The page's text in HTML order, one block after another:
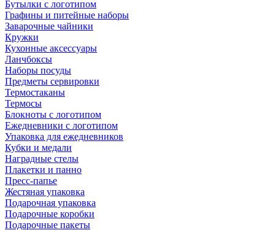
Бутылки с логотипом
Графины и питейные наборы
Заварочные чайники
Кружки
Кухонные аксессуары
Ланчбоксы
Наборы посуды
Предметы сервировки
Термостаканы
Термосы
Блокноты с логотипом
Ежедневники с логотипом
Упаковка для ежедневников
Кубки и медали
Наградные стелы
Плакетки и панно
Пресс-папье
Жестяная упаковка
Подарочная упаковка
Подарочные коробки
Подарочные пакеты